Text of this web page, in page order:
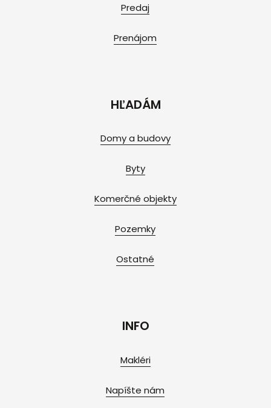
Predaj
Prenájom
HĽADÁM
Domy a budovy
Byty
Komerčné objekty
Pozemky
Ostatné
INFO
Makléri
Napíšte nám